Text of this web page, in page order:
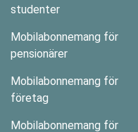
studenter
Mobilabonnemang för
pensionärer
Mobilabonnemang för
företag
Mobilabonnemang för